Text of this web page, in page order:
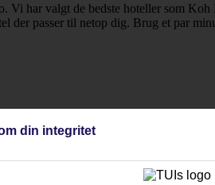
har valgt de bedste hoteller som
der passer til netop dig. Brug et par
din integritet